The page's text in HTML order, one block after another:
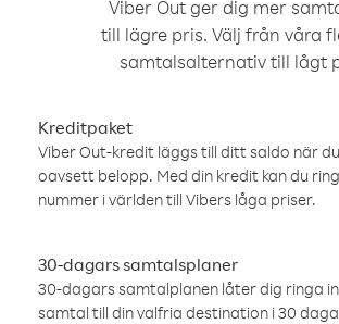
Viber Out ger dig mer
till lägre pris. Välj från våra
samtalsalternativ till lågt
Kreditpaket
Viber Out-kredit läggs till ditt saldo när
oavsett belopp. Med din kredit kan du
nummer i världen till Vibers låga priser.
30-dagars samtalsplaner
30-dagars samtalplanen låter dig ringa
samtal till din valfria destination i 30